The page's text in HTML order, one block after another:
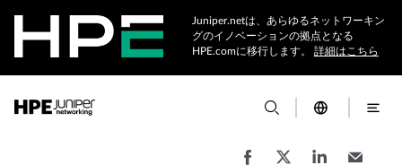
Juniper.netは、あらゆるネットワーキン
グのイノベーションの拠点となる
HPE.comに移行します。 詳細はこちら